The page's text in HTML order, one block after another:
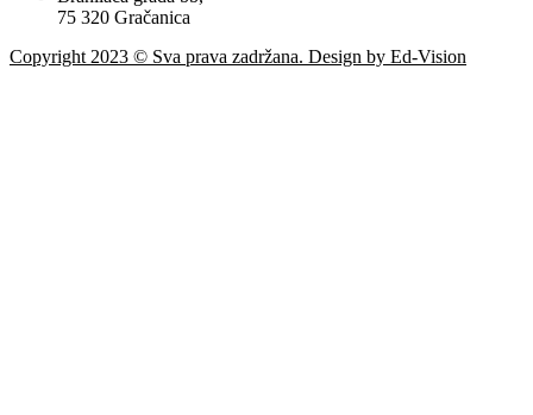
75 320 Gračanica
Copyright 2023 © Sva prava zadržana. Design by Ed-Vision